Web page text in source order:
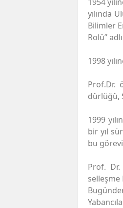
yılında
Bilimler
Rolü”
1998
Prof.Dr.
dürlüğü,
1999
bir yıl
bu
Prof. Dr.
selleşme